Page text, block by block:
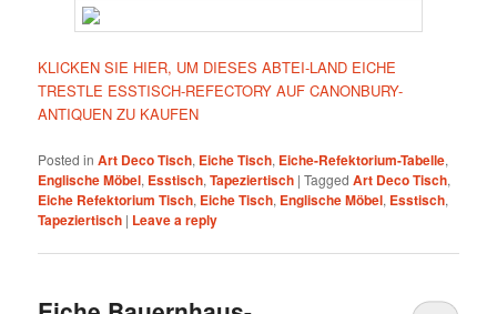
KLICKEN SIE HIER, UM DIESES ABTEI-LAND EICHE
TRESTLE ESSTISCH-REFECTORY AUF CANONBURY-
ANTIQUEN ZU KAUFEN
Posted in Art Deco Tisch, Eiche Tisch, Eiche-Refektorium-Tabelle,
Englische Möbel, Esstisch,Tapeziertisch |Tagged Art Deco Tisch,
Eiche Refektorium Tisch, Eiche Tisch, Englische Möbel, Esstisch,
Tapeziertisch | Leave a reply